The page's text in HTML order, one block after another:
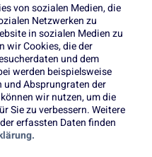
von sozialen Medien, die
Netzwerken zu
in sozialen Medien zu
wir Cookies, die der
und dem
werden beispielsweise
und Absprungraten der
wir nutzen, um die
Sie zu verbessern. Weitere
erfassten Daten finden
Cremesuppe
„Shades of nature“
von denFoodistasvier
vier Gängen kreiert.